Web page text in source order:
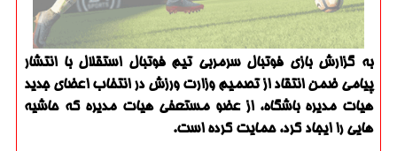
به گزارش بازی فوتبال سرمربی تیم فوتبال استقلال با انتشار
پیامی ضمن انتقاد از تصمیم وزارت ورزش در انتخاب اعضای جدید
هیات مدیره باشگاه، از عضو مستعفی هیات مدیره كه حاشیه
هایی را ایجاد كرد، حمایت كرده است.